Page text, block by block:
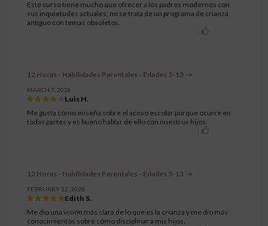
Este curso tiene mucho que ofrecer a los padres modernos con
sus inquietudes actuales; no se trata de un programa de crianza
antiguo con temas obsoletos.
12 Horas - Habilidades Parentales - Edades 5-13
MARCH 7, 2026
Luis H.
Me gusta cómo enseña sobre el acoso escolar porque ocurre en
todas partes y es bueno hablar de ello con nuestros hijos.
12 Horas - Habilidades Parentales - Edades 5-13
FEBRUARY 22, 2026
Edith S.
Me dio una visión más clara de lo que es la crianza y me dio más
conocimientos sobre cómo disciplinar a mis hijos.